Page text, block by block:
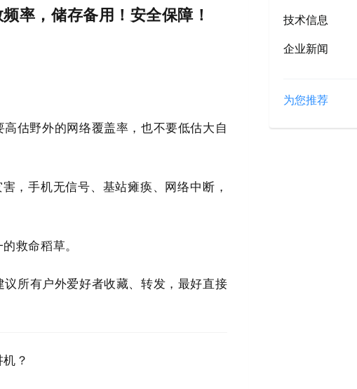
率，储存备用！安全保障！
估野外的网络覆盖率，也不要低估大自
手机无信号、基站瘫痪、网络中断，
救命稻草。
议所有户外爱好者收藏、转发，最好直接
？
技术信息
企业新闻
为您推荐